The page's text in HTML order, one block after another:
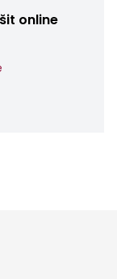
online